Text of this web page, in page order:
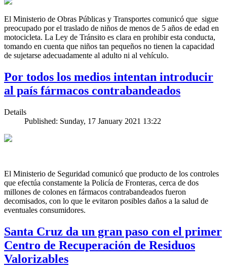
El Ministerio de Obras Públicas y Transportes comunicó que sigue
preocupado por el traslado de niños de menos de 5 años de edad en
motocicleta. La Ley de Tránsito es clara en prohibir esta conducta,
tomando en cuenta que niños tan pequeños no tienen la capacidad
de sujetarse adecuadamente al adulto ni al vehículo.
Por todos los medios intentan introducir
al país fármacos contrabandeados
Details
Published: Sunday, 17 January 2021 13:22
El Ministerio de Seguridad comunicó que producto de los controles
que efectúa constamente la Policía de Fronteras, cerca de dos
millones de colones en fármacos contrabandeados fueron
decomisados, con lo que le evitaron posibles daños a la salud de
eventuales consumidores.
Santa Cruz da un gran paso con el primer
Centro de Recuperación de Residuos
Valorizables